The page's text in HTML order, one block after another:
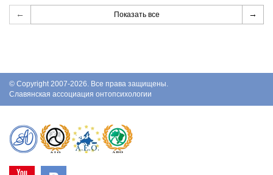
← Показать все →
© Copyright 2007-2026. Все права защищены.
Славянская ассоциация онтопсихологии